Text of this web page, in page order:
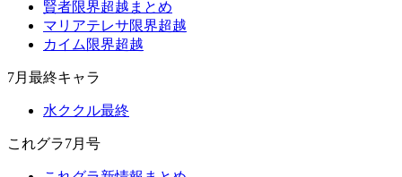
賢者限界超越まとめ
マリアテレサ限界超越
カイム限界超越
7月最終キャラ
水ククル最終
これグラ7月号